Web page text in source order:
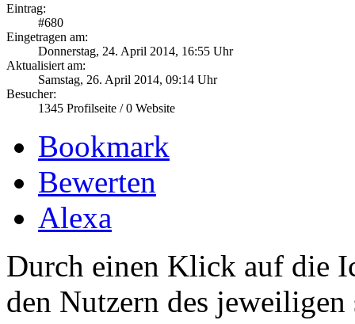
Eintrag:
#680
Eingetragen am:
Donnerstag, 24. April 2014, 16:55 Uhr
Aktualisiert am:
Samstag, 26. April 2014, 09:14 Uhr
Besucher:
1345 Profilseite /0 Website
Bookmark
Bewerten
Alexa
Durch einen Klick auf die
den Nutzern des